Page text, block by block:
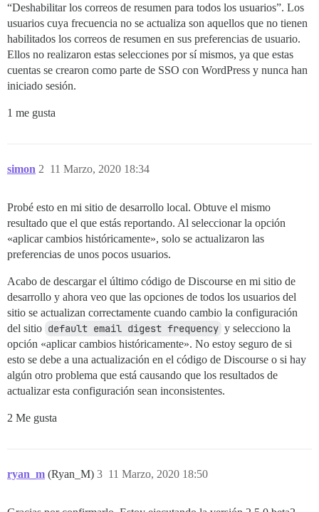
“Deshabilitar los correos de resumen para todos los usuarios”. Los
usuarios cuya frecuencia no se actualiza son aquellos que no tienen
habilitados los correos de resumen en sus preferencias de usuario.
Ellos no realizaron estas selecciones por sí mismos, ya que estas
cuentas se crearon como parte de SSO con WordPress y nunca han
iniciado sesión.
1 me gusta
simon 11 Marzo, 2020 18:34
2
Probé esto en mi sitio de desarrollo local. Obtuve el mismo
resultado que el que estás reportando. Al seleccionar la opción
«aplicar cambios históricamente», solo se actualizaron las
preferencias de unos pocos usuarios.
Acabo de descargar el último código de Discourse en mi sitio de
desarrollo y ahora veo que las opciones de todos los usuarios del
sitio se actualizan correctamente cuando cambio la configuración
del sitio default email digest frequency y selecciono la
opción «aplicar cambios históricamente». No estoy seguro de si
esto se debe a una actualización en el código de Discourse o si hay
algún otro problema que está causando que los resultados de
actualizar esta configuración sean inconsistentes.
2 Me gusta
ryan_m (Ryan_M) 11 Marzo, 2020 18:50
3